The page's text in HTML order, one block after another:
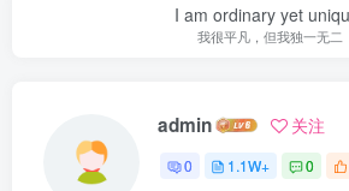
I am ordinary yet
我很平凡，但我独一无二
admin 关注
0 1.1W+ 0